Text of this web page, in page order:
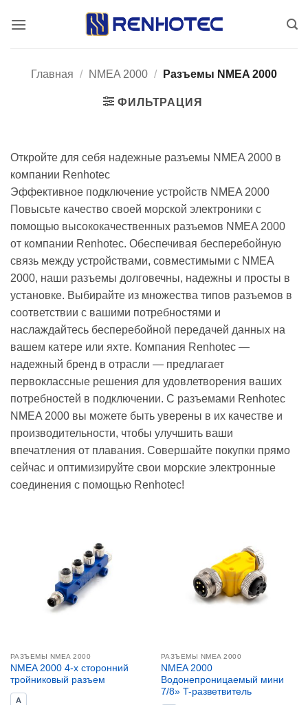
Главная / NMEA 2000 / Разъемы NMEA 2000
ФИЛЬТРАЦИЯ
Откройте для себя надежные разъемы NMEA 2000 в
компании Renhotec
Эффективное подключение устройств NMEA 2000
Повысьте качество своей морской электроники с
помощью высококачественных разъемов NMEA 2000
от компании Renhotec. Обеспечивая бесперебойную
связь между устройствами, совместимыми с NMEA
2000, наши разъемы долговечны, надежны и просты в
установке. Выбирайте из множества типов разъемов в
соответствии с вашими потребностями и
наслаждайтесь бесперебойной передачей данных на
вашем катере или яхте. Компания Renhotec —
надежный бренд в отрасли — предлагает
первоклассные решения для удовлетворения ваших
потребностей в подключении. С разъемами Renhotec
NMEA 2000 вы можете быть уверены в их качестве и
производительности, чтобы улучшить ваши
впечатления от плавания. Совершайте покупки прямо
сейчас и оптимизируйте свои морские электронные
соединения с помощью Renhotec!
РАЗЪЕМЫ NMEA 2000
NMEA 2000 4-х сторонний
тройниковый разъем
A
РАЗЪЕМЫ NMEA 2000
NMEA 2000
Водонепроницаемый мини
7/8» T-разветвитель